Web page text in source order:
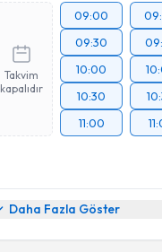
Takvim
kapalıdır
09:00
09:30
10:00
10:30
11:00
Daha Fazla Göster